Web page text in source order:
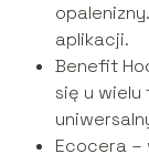
aplikacji.
Benefit
się u wielu
Ecocera –